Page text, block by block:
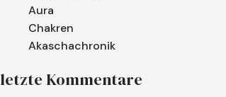
Aura
Chakren
Akaschachronik
letzte Kommentare